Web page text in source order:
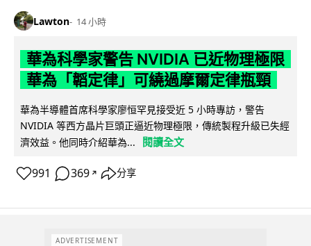
Lawton 14 小時
華為科學家警告 NVIDIA 已近物理極限
華為「韜定律」可繞過摩爾定律瓶頸
華為半導體首席科學家廖恒罕見接受近 5 小時專訪，警告
NVIDIA 等西方晶片巨頭正逼近物理極限，傳統製程升級已失經
濟效益。他同時介紹華為...
閱讀全文
991 369 ↗ 分享
ADVERTISEMENT